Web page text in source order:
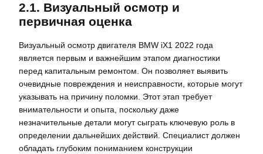
2.1. Визуальный осмотр и
первичная оценка
Визуальный осмотр двигателя BMW iX1 2022 года
является первым и важнейшим этапом диагностики
перед капитальным ремонтом. Он позволяет выявить
очевидные повреждения и неисправности, которые могут
указывать на причину поломки. Этот этап требует
внимательности и опыта, поскольку даже
незначительные детали могут сыграть ключевую роль в
определении дальнейших действий. Специалист должен
обладать глубоким пониманием конструкции